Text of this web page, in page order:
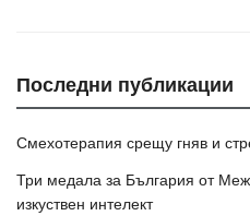
Последни публикации
Смехотерапия срещу гняв и
Три медала за България от
изкуствен интелект